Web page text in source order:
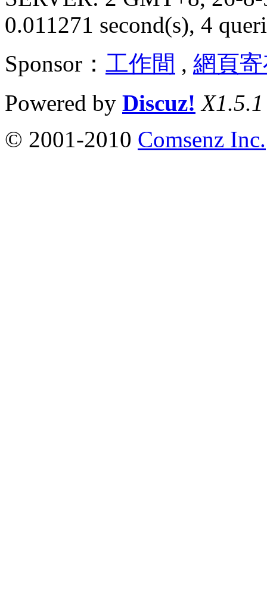
0.011271 second(s), 4
Sponsor： 工作間 , 網頁
Powered by Discuz! X1.5.1
© 2001-2010 Comsenz Inc.